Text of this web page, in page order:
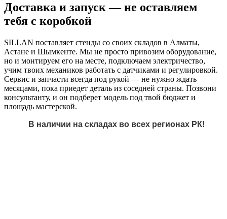
Доставка и запуск — не оставляем
тебя с коробкой
SILLAN поставляет стенды со своих складов в Алматы,
Астане и Шымкенте. Мы не просто привозим оборудование,
но и монтируем его на месте, подключаем электричество,
учим твоих механиков работать с датчиками и регулировкой.
Сервис и запчасти всегда под рукой — не нужно ждать
месяцами, пока приедет деталь из соседней страны. Позвони
консультанту, и он подберет модель под твой бюджет и
площадь мастерской.
В наличии на складах во всех регионах РК!